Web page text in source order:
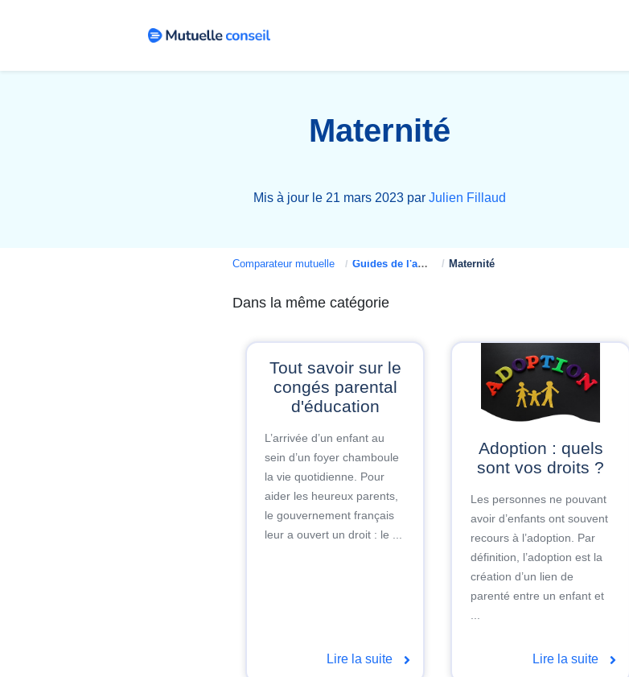
Maternité
Mis à jour le 21 mars 2023 par Julien Fillaud
Comparateur mutuelle Guides de l'assurance santé Maternité
Dans la même catégorie
Tout savoir sur le
congés parental
d'éducation
L’arrivée d’un enfant au
sein d’un foyer chamboule
la vie quotidienne. Pour
aider les heureux parents,
le gouvernement français
leur a ouvert un droit : le ...
Lire la suite
Adoption : quels
sont vos droits ?
Les personnes ne pouvant
avoir d’enfants ont souvent
recours à l’adoption. Par
définition, l’adoption est la
création d’un lien de
parenté entre un enfant et
...
Lire la suite